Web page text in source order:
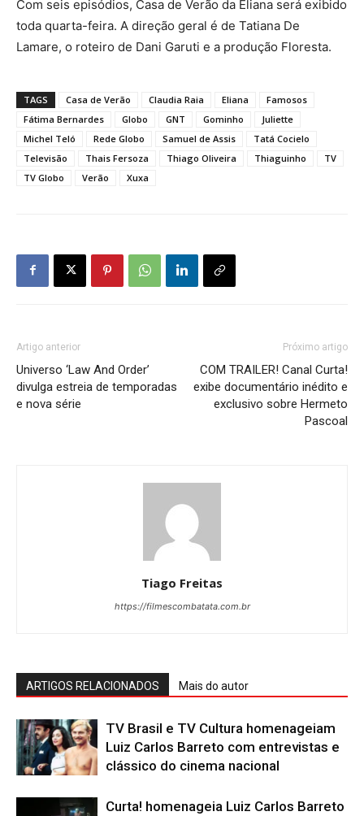
Com seis episódios, Casa de Verão da Eliana será exibido
toda quarta-feira. A direção geral é de Tatiana De
Lamare, o roteiro de Dani Garuti e a produção Floresta.
TAGS Casa de Verão Claudia Raia Eliana
Famosos
Fátima Bernardes
Globo GNT Gominho
Juliette
Michel Teló
Rede Globo Samuel de Assis
Tatá Cocielo
Televisão
Thais Fersoza Thiago Oliveira Thiaguinho
TV
TV Globo
Verão Xuxa
Artigo anterior
Universo ‘Law And Order’
divulga estreia de temporadas
e nova série
Próximo artigo
COM TRAILER! Canal Curta!
exibe documentário inédito e
exclusivo sobre Hermeto
Pascoal
Tiago Freitas
https://filmescombatata.com.br
ARTIGOS RELACIONADOS Mais do autor
TV Brasil e TV Cultura homenageiam
Luiz Carlos Barreto com entrevistas e
clássico do cinema nacional
Curta! homenageia Luiz Carlos Barreto